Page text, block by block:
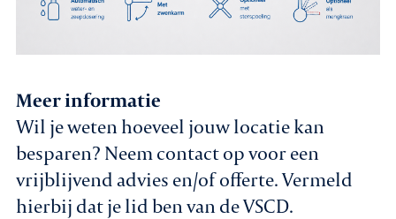
Meer informatie
Wil je weten hoeveel jouw locatie kan
besparen? Neem contact op voor een
vrijblijvend advies en/of offerte. Vermeld
hierbij dat je lid ben van de VSCD.